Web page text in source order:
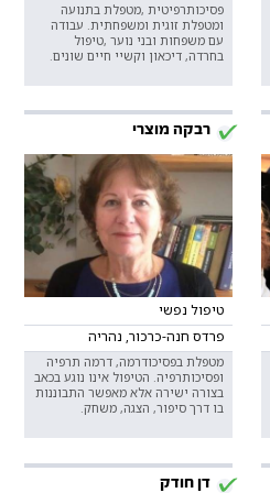
פסיכותרפיטית ,מטפלת בתנועה
ומטפלת זוגית ומשפחתית. עבודה
עם משפחות ובני נוער ,טיפול
בחרדה, דיכאון וקשיי חיים שונים.
רבקה מוצרי
טיפול נפשי
פרדס חנה-כרכור, נהריה
מטפלת בפסיכודרמה, דרמה תרפיה
ופסיכותרפיה. הטיפול אינו נוגע בכאב
בצורה ישירה אלא מאפשר התבוננות
בו דרך סיפור, הצגה, משחק.
דן חודק